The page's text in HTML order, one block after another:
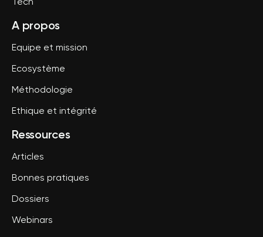
Tech
A propos
Equipe et mission
Ecosystème
Méthodologie
Ethique et intégrité
Ressources
Articles
Bonnes pratiques
Dossiers
Webinars